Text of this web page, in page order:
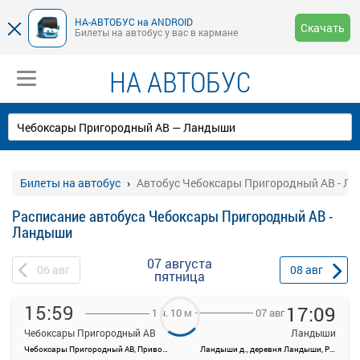
НА-АВТОБУС на ANDROID
Билеты на автобус у вас в кармане
Скачать
НА АВТОБУС
Билеты на автобус Автобус Чебоксары Пригородный АВ -
Расписание автобуса Чебоксары Пригородный АВ -
Ландыши
06 авг 07 августа
пятница 08 авг
15:59
Чебоксары Пригородный АВ
Чебоксары Пригородный АВ, Привокзальная ул., 3
1 ч. 10 м 07 авг 17:09
Ландыши
Ландыши д., деревня Ландыши, Россия
На данной странице вы можете ознакомиться с расписанием и